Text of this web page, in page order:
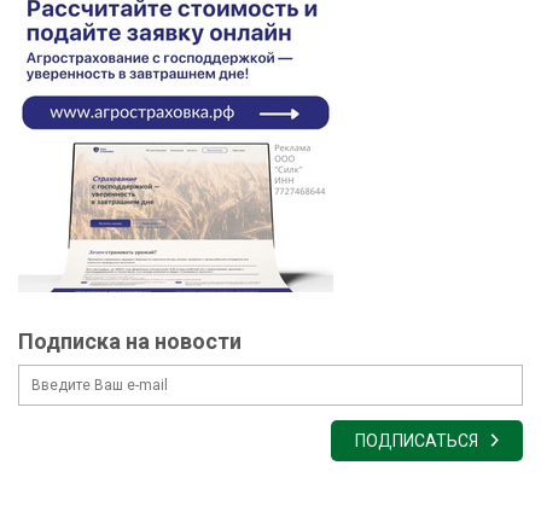
Подписка на новости
ПОДПИСАТЬСЯ